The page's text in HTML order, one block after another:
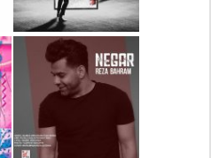
دانلود آلبوم جدید سیروان
خسروی بنام مونولوگ